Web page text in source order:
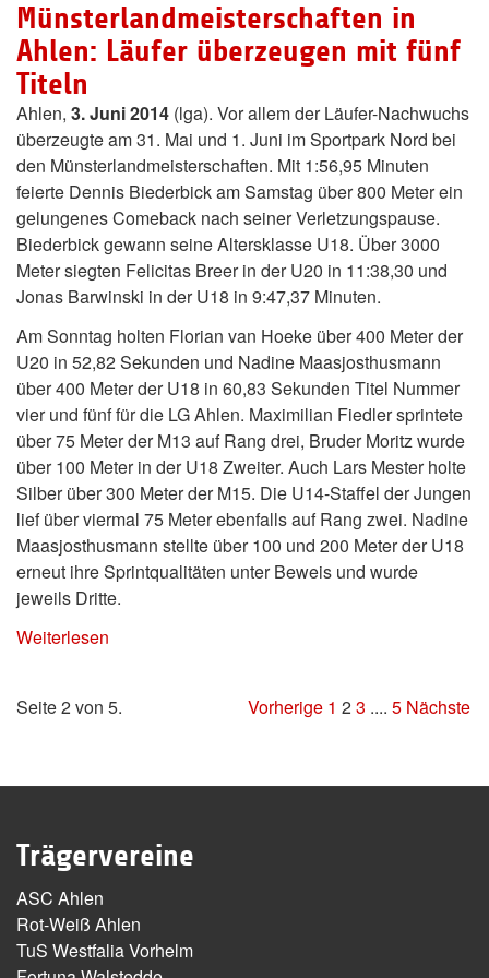
Münsterlandmeisterschaften in
Ahlen: Läufer überzeugen mit fünf
Titeln
Ahlen, 3. Juni 2014 (lga). Vor allem der Läufer-Nachwuchs
überzeugte am 31. Mai und 1. Juni im Sportpark Nord bei
den Münsterlandmeisterschaften. Mit 1:56,95 Minuten
feierte Dennis Biederbick am Samstag über 800 Meter ein
gelungenes Comeback nach seiner Verletzungspause.
Biederbick gewann seine Altersklasse U18. Über 3000
Meter siegten Felicitas Breer in der U20 in 11:38,30 und
Jonas Barwinski in der U18 in 9:47,37 Minuten.
Am Sonntag holten Florian van Hoeke über 400 Meter der
U20 in 52,82 Sekunden und Nadine Maasjosthusmann
über 400 Meter der U18 in 60,83 Sekunden Titel Nummer
vier und fünf für die LG Ahlen. Maximilian Fiedler sprintete
über 75 Meter der M13 auf Rang drei, Bruder Moritz wurde
über 100 Meter in der U18 Zweiter. Auch Lars Mester holte
Silber über 300 Meter der M15. Die U14-Staffel der Jungen
lief über viermal 75 Meter ebenfalls auf Rang zwei. Nadine
Maasjosthusmann stellte über 100 und 200 Meter der U18
erneut ihre Sprintqualitäten unter Beweis und wurde
jeweils Dritte.
Weiterlesen
Seite 2 von 5. Vorherige 1 23 .... 5 Nächste
Trägervereine
ASC Ahlen
Rot-Weiß Ahlen
TuS Westfalia Vorhelm